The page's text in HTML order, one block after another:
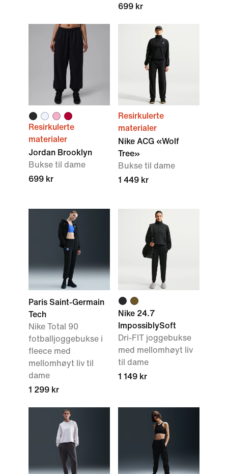
699 kr
Resirkulerte
materialer
Jordan Brooklyn
Bukse til dame
699 kr
Resirkulerte
materialer
Nike ACG «Wolf
Tree»
Bukse til dame
1 449 kr
Paris Saint-Germain
Tech
Nike Total 90
fotballjoggebukse i
fleece med
mellomhøyt liv til
dame
1 299 kr
Nike 24.7
ImpossiblySoft
Dri-FIT joggebukse
med mellomhøyt liv
til dame
1 149 kr